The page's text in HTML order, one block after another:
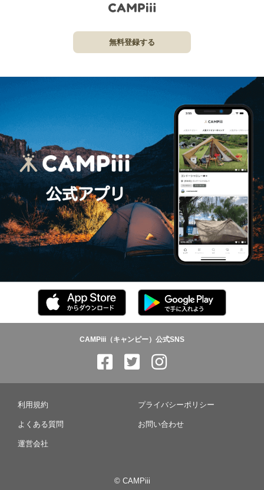
無料登録する
CAMPiii（キャンピー）公式SNS
利用規約 プライバシーポリシー
よくある質問 お問い合わせ
運営会社
© CAMPiii